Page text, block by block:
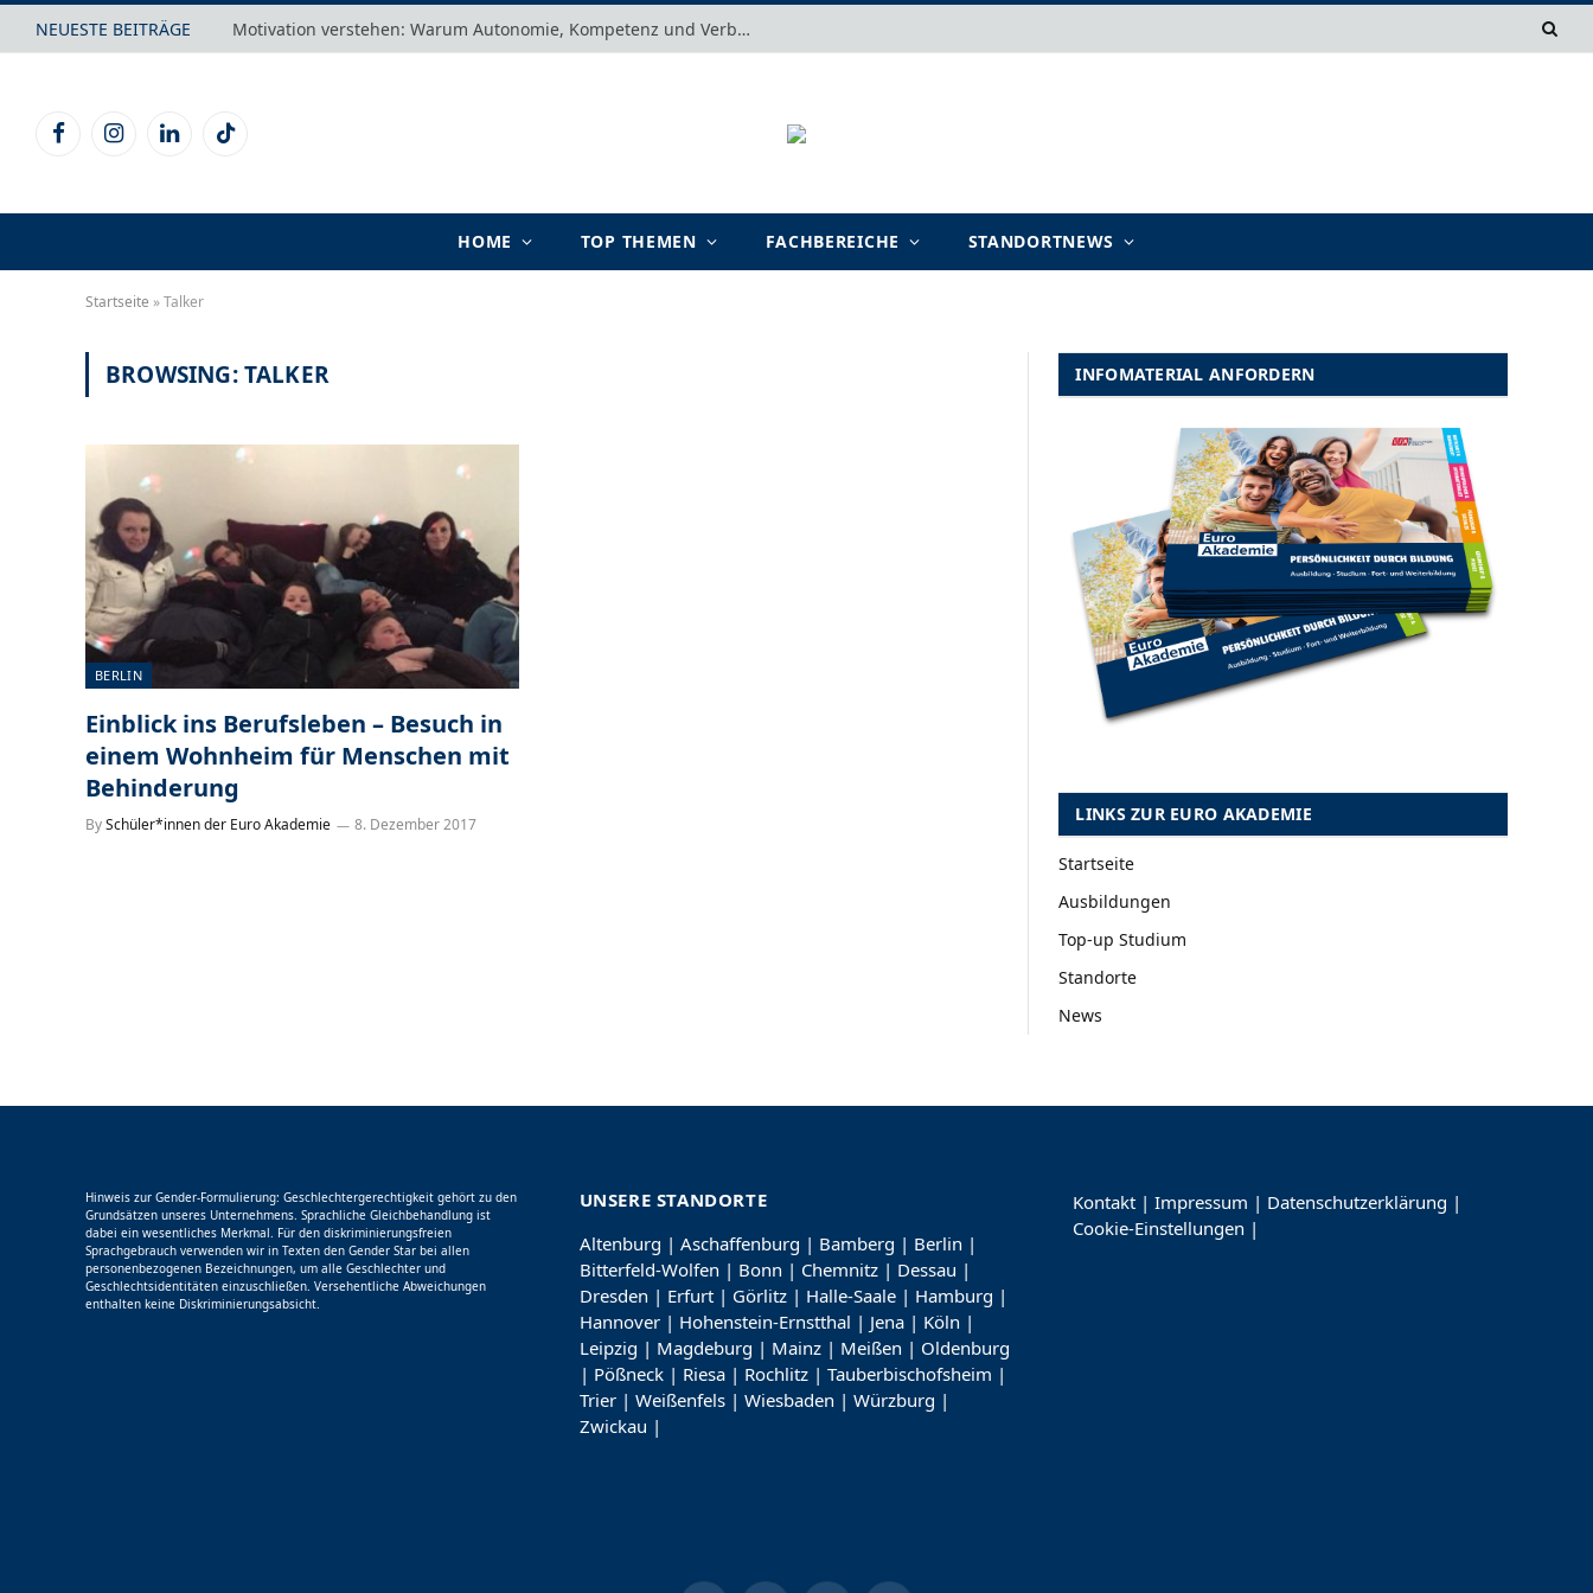
NEUESTE BEITRÄGE Motivation verstehen: Warum Autonomie, Kompetenz und Verbundenheit im Arbeits- und Lernalltag entscheidend sind
FacebookInstagramLinkedInTikTok
HOME TOP THEMEN FACHBEREICHE STANDORTNEWS
Startseite »Talker
BROWSING:TALKER
BERLIN
Einblick ins Berufsleben – Besuch in
einem Wohnheim für Menschen mit
Behinderung
BySchüler*innen der Euro Akademie 8. Dezember 2017
INFOMATERIAL ANFORDERN
LINKS ZUR EURO AKADEMIE
Startseite
Ausbildungen
Top-up Studium
Standorte
News
Hinweis zur Gender-Formulierung: Geschlechtergerechtigkeit gehört zu den
Grundsätzen unseres Unternehmens. Sprachliche Gleichbehandlung ist
dabei ein wesentliches Merkmal. Für den diskriminierungsfreien
Sprachgebrauch verwenden wir in Texten den Gender Star bei allen
personenbezogenen Bezeichnungen, um alle Geschlechter und
Geschlechtsidentitäten einzuschließen. Versehentliche Abweichungen
enthalten keine Diskriminierungsabsicht.
UNSERE STANDORTE
Altenburg | Aschaffenburg | Bamberg | Berlin |
Bitterfeld-Wolfen | Bonn | Chemnitz| Dessau |
Dresden | Erfurt| Görlitz| Halle-Saale| Hamburg |
Hannover| Hohenstein-Ernstthal | Jena| Köln |
Leipzig | Magdeburg | Mainz| Meißen | Oldenburg
| Pößneck| Riesa| Rochlitz| Tauberbischofsheim |
Trier| Weißenfels| Wiesbaden | Würzburg |
Zwickau |
Kontakt |Impressum | Datenschutzerklärung |
Cookie-Einstellungen |